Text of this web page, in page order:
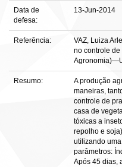
Data de
defesa:
13-Jun-2014
Referência:
VAZ, Luiza
no controle de
Resumo:
A produção
maneiras,
controle de
casa de
tóxicas a
repolho e
utilizando
parâmetros:
Após 45 dias,